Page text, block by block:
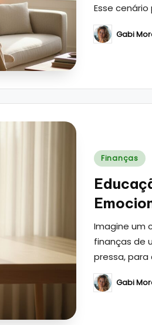
Esse
Posted
by
Gabi
Posted
Finanças
Imagine um
finanças de
pressa, para
Posted
by
Gabi